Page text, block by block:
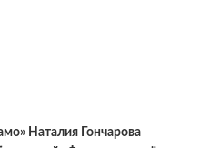
Наталия Гончарова